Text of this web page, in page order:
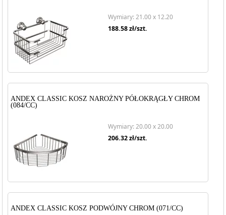
Wymiary: 21.00 x 12.20
188.58zł/szt.
ANDEX CLASSIC KOSZ NAROŻNY PÓŁOKRĄGŁY CHROM
(084/CC)
Wymiary: 20.00 x 20.00
206.32zł/szt.
ANDEX CLASSIC KOSZ PODWÓJNY CHROM (071/CC)